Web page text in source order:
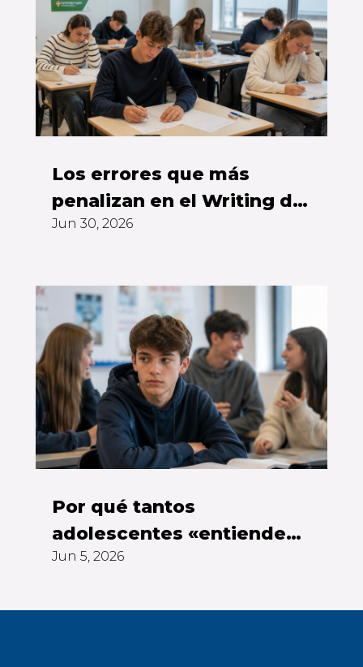
Los errores que más
penalizan en el Writing del
First
Jun 30, 2026
Por qué tantos
adolescentes «entienden»
inglés pero no se atreven
Jun 5, 2026